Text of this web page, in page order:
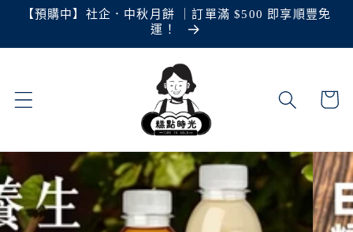
【預購中】社企．中秋月餅 ｜訂單滿 $500 即享順豐免
運！
物